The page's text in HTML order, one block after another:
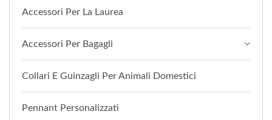
Accessori Per La Laurea
Accessori Per Bagagli
Collari E Guinzagli Per Animali Domestici
Pennant Personalizzati